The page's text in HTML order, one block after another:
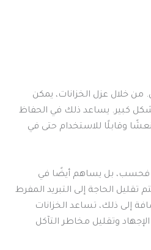
من خلال عزل الخزانات، يمكن
بشكل كبير. يساعد ذلك في الحفاظ
وقابلًا للاستخدام حتى في
فحسب، بل يساهم أيضًا في
الحاجة إلى التبريد المفرط
إلى ذلك، تساعد الخزانات
وتقليل مخاطر التآكل